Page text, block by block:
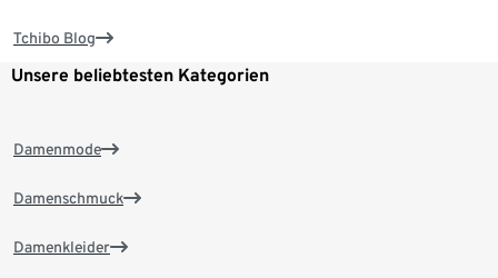
Tchibo Blog
Unsere beliebtesten Kategorien
Damenmode
Damenschmuck
Damenkleider